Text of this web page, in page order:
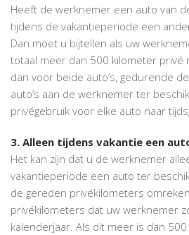
Heeft de werknemer een auto van
tijdens de vakantieperiode een
Dan moet u bijtellen als uw
totaal meer dan 500 kilometer privé
dan voor beide auto’s, gedurende
auto’s aan de werknemer ter
privégebruik voor elke auto naar
3. Alleen tijdens vakantie een
Het kan zijn dat u de werknemer
vakantieperiode een auto ter
de gereden privékilometers
privékilometers dat uw werknemer
kalenderjaar. Als dit meer is dan